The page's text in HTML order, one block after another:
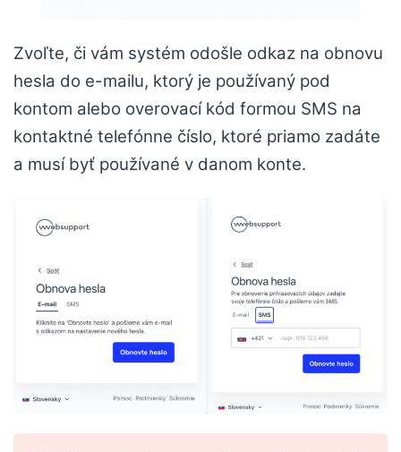
Zvoľte, či vám systém odošle odkaz na obnovu
hesla do e-mailu, ktorý je používaný pod
kontom alebo overovací kód formou SMS na
kontaktné telefónne číslo, ktoré priamo zadáte
a musí byť používané v danom konte.